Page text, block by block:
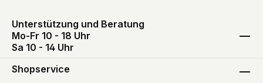
Unterstützung und Beratung
Mo-Fr 10 - 18 Uhr
Sa 10 - 14 Uhr
Shopservice